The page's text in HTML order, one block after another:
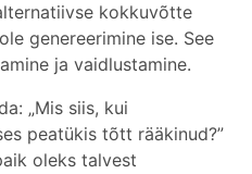
kokkuvõtte
genereerimine ise. See
ja vaidlustamine.
„Mis siis, kui
peatükis tõtt rääkinud?”
oleks talvest